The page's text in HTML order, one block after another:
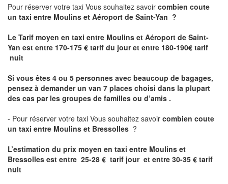
Pour réserver votre taxi Vous souhaitez savoir combien coute
un taxi entre Moulins et Aéroport de Saint-Yan ?
Le Tarif moyen en taxi entre Moulins et Aéroport de Saint-
Yan est entre 170-175 € tarif du jour et entre 180-190€ tarif
nuit
Si vous êtes 4 ou 5 personnes avec beaucoup de bagages,
pensez à demander un van 7 places choisi dans la plupart
des cas par les groupes de familles ou d’amis .
- Pour réserver votre taxi Vous souhaitez savoir combien coute
un taxi entre Moulins et Bressolles ?
L’estimation du prix moyen en taxi entre Moulins et
Bressolles est entre 25-28 € tarif jour et entre 30-35 € tarif
nuit